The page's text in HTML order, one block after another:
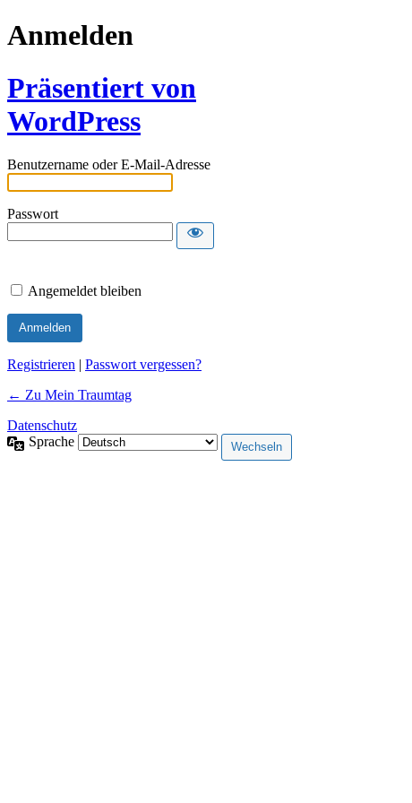
Anmelden
Präsentiert von
WordPress
Benutzername oder E-Mail-Adresse
Passwort
Angemeldet bleiben
Registrieren | Passwort vergessen?
← Zu Mein Traumtag
Datenschutz
Sprache